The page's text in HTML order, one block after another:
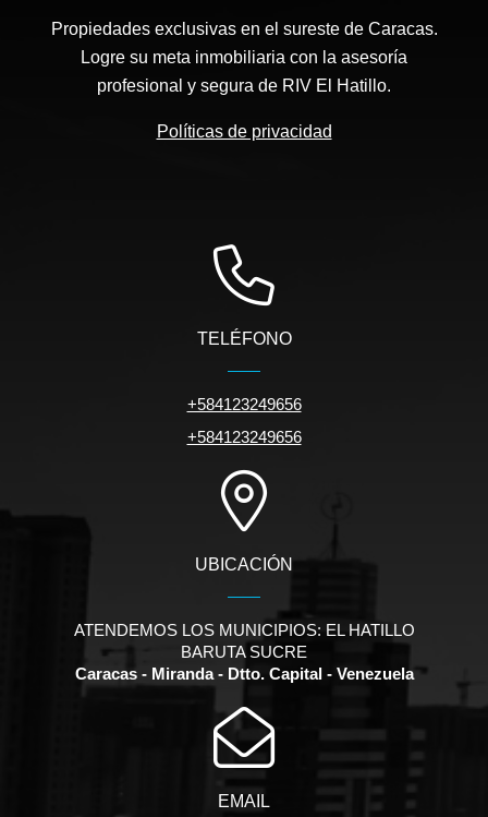
Propiedades exclusivas en el sureste de Caracas.
Logre su meta inmobiliaria con la asesoría
profesional y segura de RIV El Hatillo.
Políticas de privacidad
TELÉFONO
+584123249656
+584123249656
UBICACIÓN
ATENDEMOS LOS MUNICIPIOS: EL HATILLO
BARUTA SUCRE
Caracas - Miranda - Dtto. Capital - Venezuela
EMAIL